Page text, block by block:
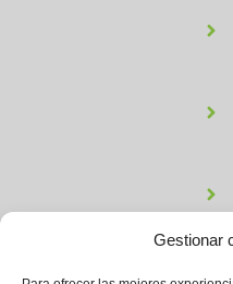
Gestionar